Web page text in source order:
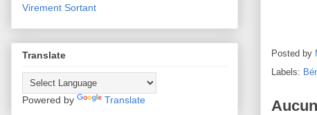
Posted by
Labels:
Virement Sortant
Translate
Powered by Translate